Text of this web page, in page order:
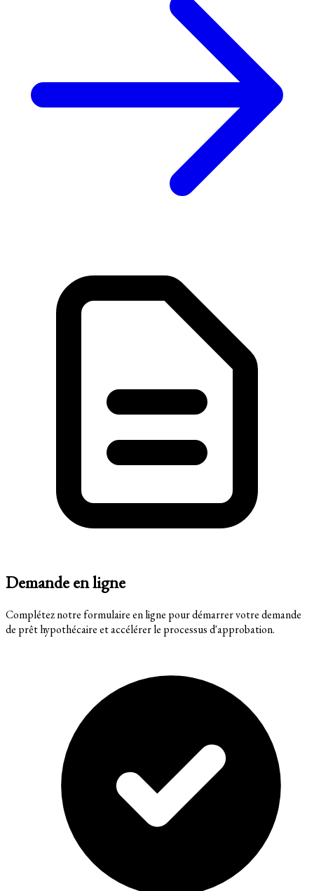
Demande en ligne
Complétez notre formulaire en ligne pour démarrer votre demande
de prêt hypothécaire et accélérer le processus d'approbation.